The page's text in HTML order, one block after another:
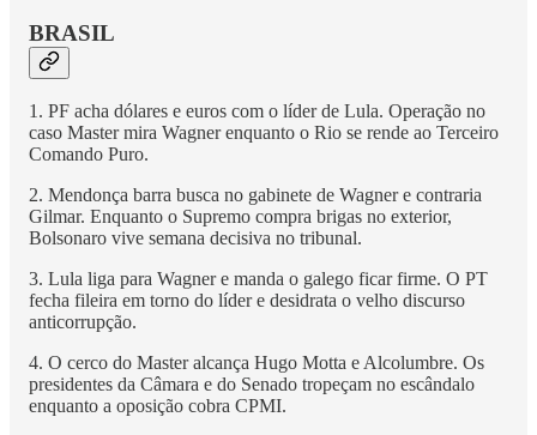
BRASIL
1. PF acha dólares e euros com o líder de Lula. Operação no
caso Master mira Wagner enquanto o Rio se rende ao Terceiro
Comando Puro.
2. Mendonça barra busca no gabinete de Wagner e contraria
Gilmar. Enquanto o Supremo compra brigas no exterior,
Bolsonaro vive semana decisiva no tribunal.
3. Lula liga para Wagner e manda o galego ficar firme. O PT
fecha fileira em torno do líder e desidrata o velho discurso
anticorrupção.
4. O cerco do Master alcança Hugo Motta e Alcolumbre. Os
presidentes da Câmara e do Senado tropeçam no escândalo
enquanto a oposição cobra CPMI.